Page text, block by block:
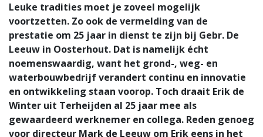
Leuke tradities moet je zoveel mogelijk
voortzetten. Zo ook de vermelding van de
prestatie om 25 jaar in dienst te zijn bij Gebr. De
Leeuw in Oosterhout. Dat is namelijk écht
noemenswaardig, want het grond-, weg- en
waterbouwbedrijf verandert continu en innovatie
en ontwikkeling staan voorop. Toch draait Erik de
Winter uit Terheijden al 25 jaar mee als
gewaardeerd werknemer en collega. Reden genoeg
voor directeur Mark de Leeuw om Erik eens in het